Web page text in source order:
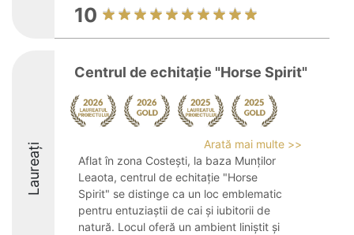
10
Laureați
Centrul de echitaţie "Horse Spirit"
Arată mai multe >>
Aflat în zona Costeşti, la baza Munților
Leaota, centrul de echitaţie "Horse
Spirit" se distinge ca un loc emblematic
pentru entuziaștii de cai și iubitorii de
natură. Locul oferă un ambient liniștit și